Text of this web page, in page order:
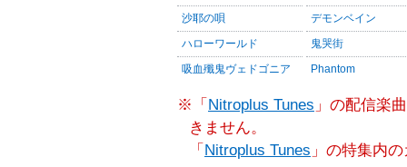
沙耶の唄 デモンベイン
ハローワールド 鬼哭街
吸血殲鬼ヴェドゴニア Phantom
※「 Nitroplus Tunes 」の配信楽
きません。
「 Nitroplus Tunes 」の特集内